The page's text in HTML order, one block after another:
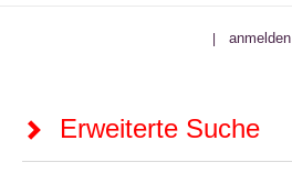
| anmelden
Erweiterte Suche